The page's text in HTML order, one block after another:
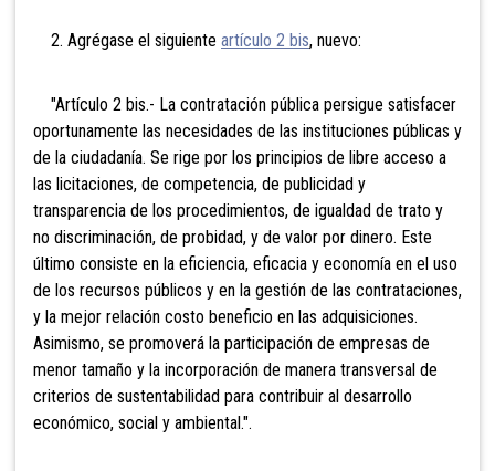
2. Agrégase el siguiente artículo 2 bis, nuevo:
"Artículo 2 bis.- La contratación pública persigue satisfacer
oportunamente las necesidades de las instituciones públicas y
de la ciudadanía. Se rige por los principios de libre acceso a
las licitaciones, de competencia, de publicidad y
transparencia de los procedimientos, de igualdad de trato y
no discriminación, de probidad, y de valor por dinero. Este
último consiste en la eficiencia, eficacia y economía en el uso
de los recursos públicos y en la gestión de las contrataciones,
y la mejor relación costo beneficio en las adquisiciones.
Asimismo, se promoverá la participación de empresas de
menor tamaño y la incorporación de manera transversal de
criterios de sustentabilidad para contribuir al desarrollo
económico, social y ambiental.".